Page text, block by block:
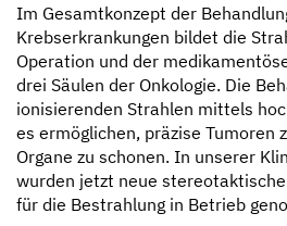
Im Gesamtkonzept der
Krebserkrankungen bildet die
Operation und der
drei Säulen der Onkologie. Die
ionisierenden Strahlen mittels
es ermöglichen, präzise Tumoren
Organe zu schonen. In unserer
wurden jetzt neue
für die Bestrahlung in Betrieb